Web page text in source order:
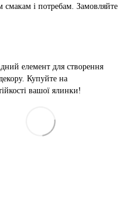
смакам і потребам. Замовляйте
елемент для створення
Купуйте на
вашої ялинки!